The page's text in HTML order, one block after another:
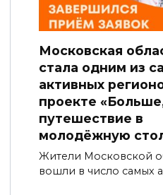
Московская
стала одним из
активных
проекте
путешествие в
молодёжную
Жители Московской
вошли в число самых